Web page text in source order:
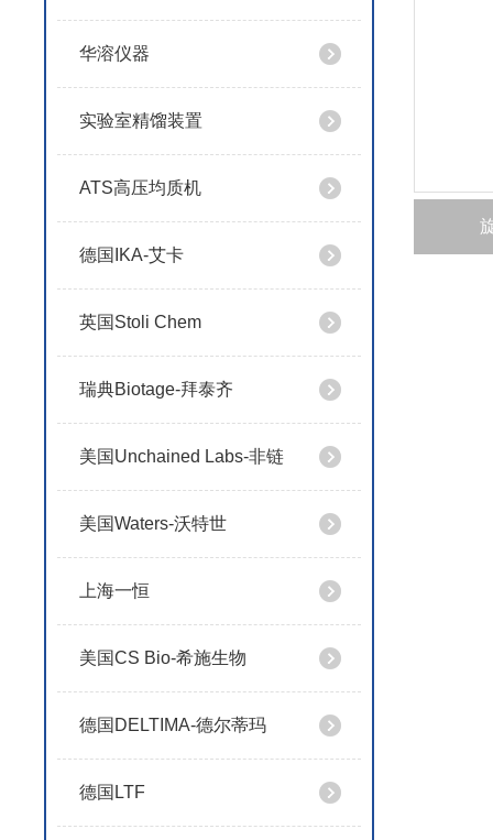
华溶仪器
实验室精馏装置
ATS高压均质机
德国IKA-艾卡
英国Stoli Chem
瑞典Biotage-拜泰齐
美国Unchained Labs-非链
美国Waters-沃特世
上海一恒
美国CS Bio-希施生物
德国DELTIMA-德尔蒂玛
德国LTF